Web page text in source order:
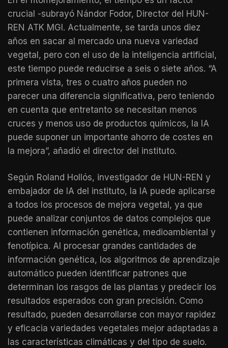
crucial -subrayó Nándor Fodor, Director del HUN-
REN ATK MGI. Actualmente, se tarda unos diez
años en sacar al mercado una nueva variedad
vegetal, pero con el uso de la inteligencia artificial,
este tiempo puede reducirse a seis o siete años. “A
primera vista, tres o cuatro años pueden no
parecer una diferencia significativa, pero teniendo
en cuenta que entretanto se necesitan menos
cruces y menos uso de productos químicos, la IA
puede suponer un importante ahorro de costes en
la mejora”, añadió el director del instituto.
Según Roland Hollós, investigador de HUN-REN y
embajador de IA del instituto, la IA puede aplicarse
a todos los procesos de mejora vegetal, ya que
puede analizar conjuntos de datos complejos que
contienen información genética, medioambiental y
fenotípica. Al procesar grandes cantidades de
información genética, los algoritmos de aprendizaje
automático pueden identificar patrones que
determinan los rasgos de las plantas y predecir los
resultados esperados con gran precisión. Como
resultado, pueden desarrollarse con mayor rapidez
y eficacia variedades vegetales mejor adaptadas a
las características climáticas y del tipo de suelo.